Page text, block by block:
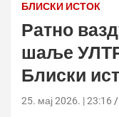
БЛИСКИ ИСТОК
Ратно
шаље
Блиски
25. мај 2026. | 23:16